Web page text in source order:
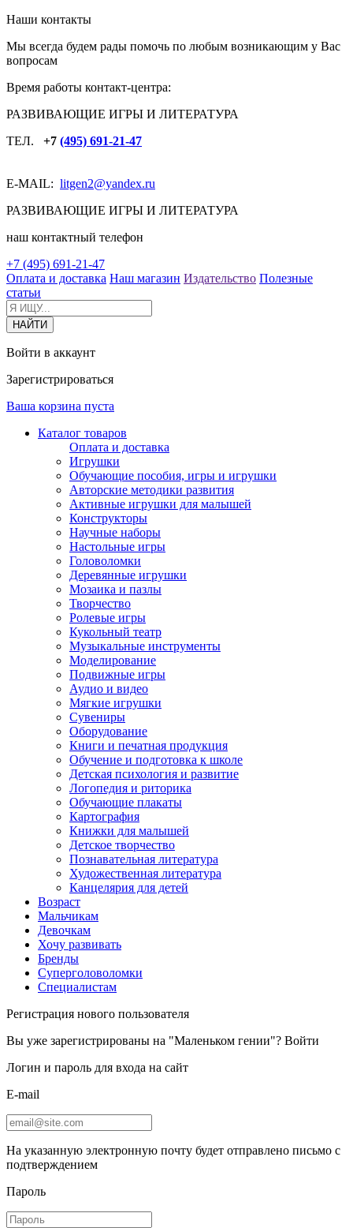
Наши контакты
Мы всегда будем рады помочь по любым возникающим у Вас
вопросам
Время работы контакт-центра:
РАЗВИВАЮЩИЕ ИГРЫ И ЛИТЕРАТУРА
ТЕЛ. +7 (495) 691-21-47
E-MAIL: litgen2@yandex.ru
РАЗВИВАЮЩИЕ ИГРЫ И ЛИТЕРАТУРА
наш контактный телефон
+7 (495) 691-21-47
Оплата и доставка Наш магазин Издательство Полезные
статьи
Войти в аккаунт
Зарегистрироваться
Ваша корзина пуста
Каталог товаров
Оплата и доставка
Игрушки
Обучающие пособия, игры и игрушки
Авторские методики развития
Активные игрушки для малышей
Конструкторы
Научные наборы
Настольные игры
Головоломки
Деревянные игрушки
Мозаика и пазлы
Творчество
Ролевые игры
Кукольный театр
Музыкальные инструменты
Моделирование
Подвижные игры
Аудио и видео
Мягкие игрушки
Сувениры
Оборудование
Книги и печатная продукция
Обучение и подготовка к школе
Детская психология и развитие
Логопедия и риторика
Обучающие плакаты
Картография
Книжки для малышей
Детское творчество
Познавательная литература
Художественная литература
Канцелярия для детей
Возраст
Мальчикам
Девочкам
Хочу развивать
Бренды
Суперголоволомки
Специалистам
Регистрация нового пользователя
Вы уже зарегистрированы на "Маленьком гении"? Войти
Логин и пароль для входа на сайт
E-mail
На указанную электронную почту будет отправлено письмо с
подтверждением
Пароль